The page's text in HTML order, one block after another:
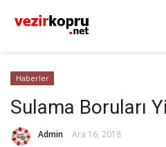
Haberler
Sulama Boruları
Admin Ara 16, 2018